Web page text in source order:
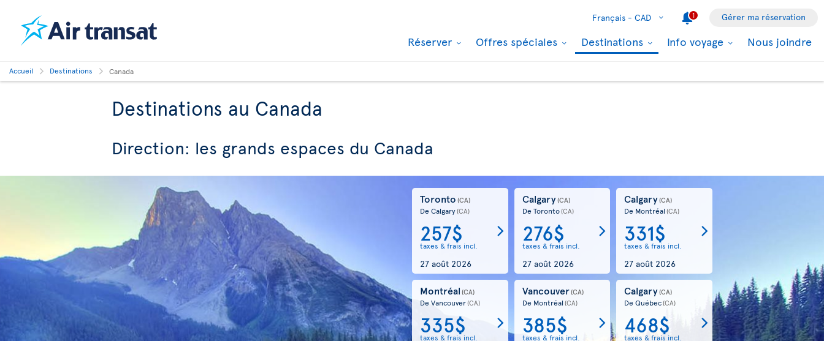
Français - CAD 1 Gérer ma réservation
Réserver Offres spéciales Destinations Info voyage Nous joindre
Accueil Destinations Canada
Destinations au Canada
Direction: les grands espaces du Canada
Toronto (CA)
De Calgary(CA)
257$
taxes & frais incl.
27 août 2026
Calgary(CA)
De Toronto(CA)
276$
taxes & frais incl.
27 août 2026
Calgary(CA)
De Montréal (CA)
331$
taxes & frais incl.
27 août 2026
Montréal (CA)
De Vancouver(CA)
335$
taxes & frais incl.
Vancouver(CA)
De Montréal (CA)
385$
taxes & frais incl.
Calgary(CA)
De Québec(CA)
468$
taxes & frais incl.